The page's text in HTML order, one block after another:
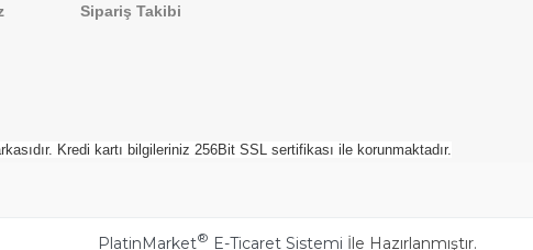
Sipariş Takibi
Kredi kartı bilgileriniz 256Bit SSL sertifikası ile korunmaktadır.
PlatinMarket® E-Ticaret Sistemi İle Hazırlanmıştır.